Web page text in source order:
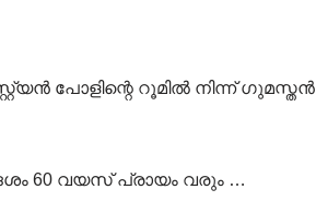
പോളിന്റെ റൂമിൽ നിന്ന് ഗുമസ്തൻ
60 വയസ് പ്രായം വരും …